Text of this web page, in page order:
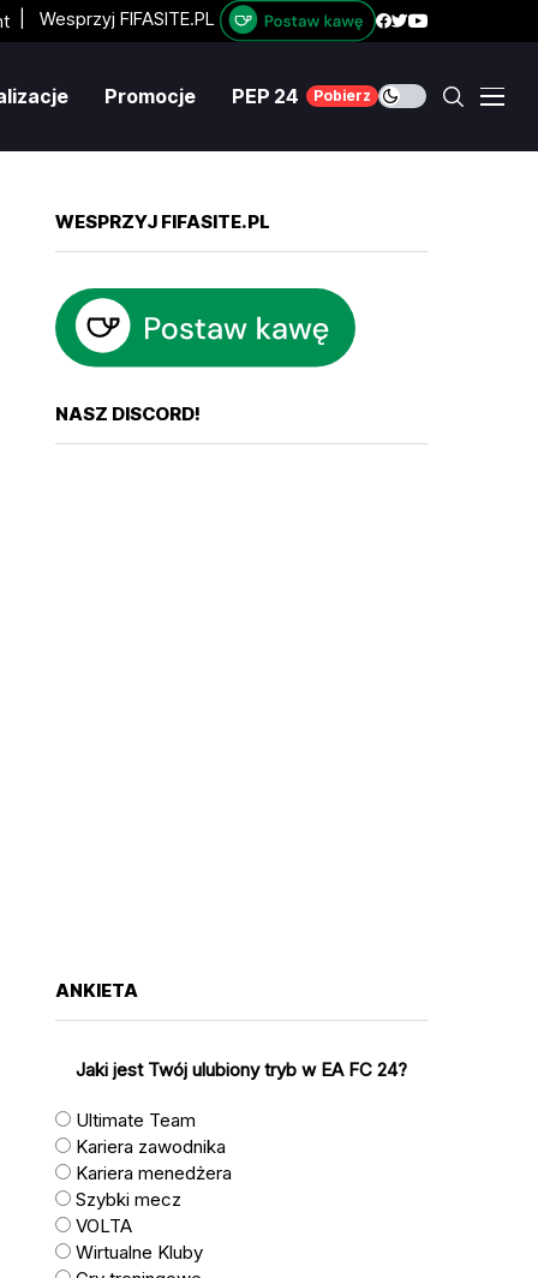
Wesprzyj FIFASITE.PL
Promocje PEP 24 Pobierz
WESPRZYJ FIFASITE.PL
NASZ DISCORD!
ANKIETA
Jaki jest Twój ulubiony tryb w EA FC 24?
Ultimate Team
Kariera zawodnika
Kariera menedżera
Szybki mecz
VOLTA
Wirtualne Kluby